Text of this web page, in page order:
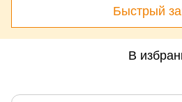
Быстрый
В